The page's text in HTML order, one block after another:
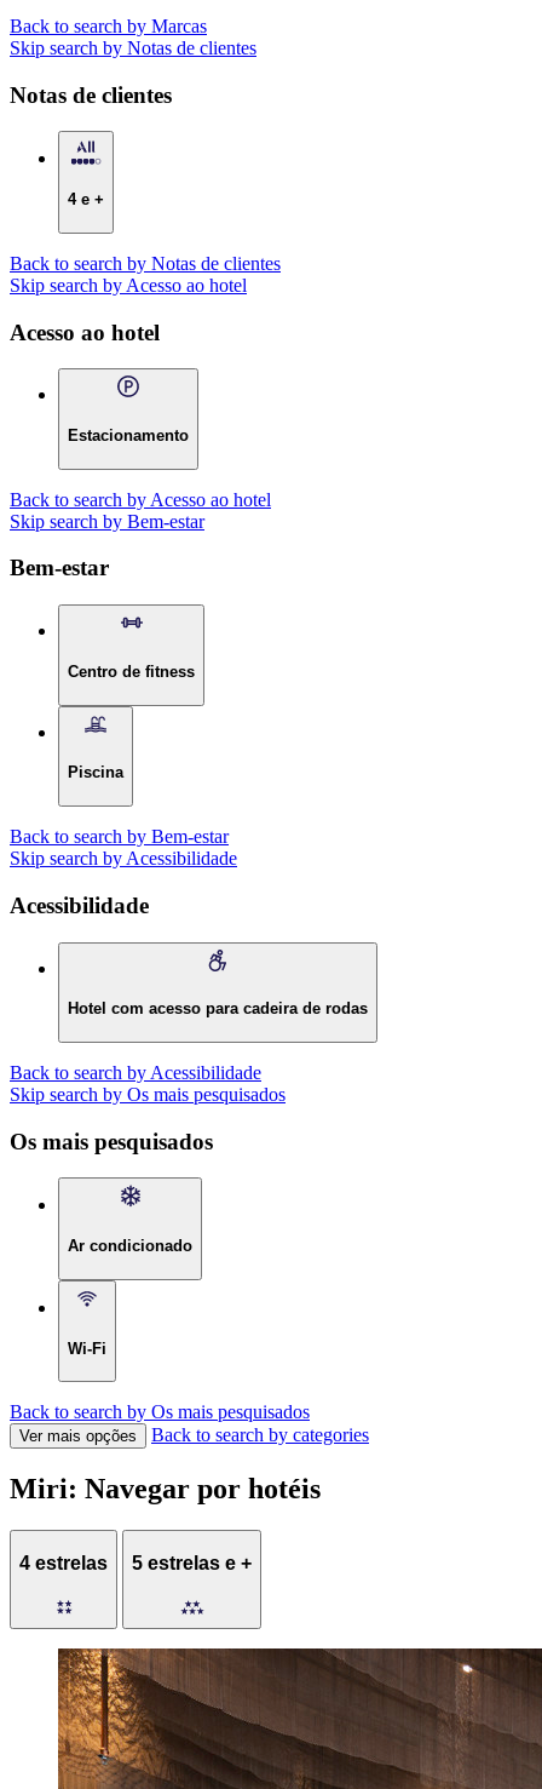
Back to search by Marcas
Skip search by Notas de clientes
Notas de clientes
4 e +
Back to search by Notas de clientes
Skip search by Acesso ao hotel
Acesso ao hotel
Estacionamento
Back to search by Acesso ao hotel
Skip search by Bem-estar
Bem-estar
Centro de fitness
Piscina
Back to search by Bem-estar
Skip search by Acessibilidade
Acessibilidade
Hotel com acesso para cadeira de rodas
Back to search by Acessibilidade
Skip search by Os mais pesquisados
Os mais pesquisados
Ar condicionado
Wi-Fi
Back to search by Os mais pesquisados
Ver mais opções Back to search by categories
Miri: Navegar por hotéis
4 estrelas 5 estrelas e +